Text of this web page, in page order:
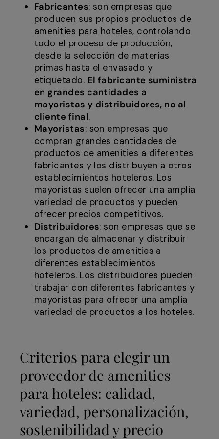
Fabricantes: son empresas que
producen sus propios productos de
amenities para hoteles, controlando
todo el proceso de producción,
desde la selección de materias
primas hasta el envasado y
etiquetado. El fabricante suministra
en grandes cantidades a
mayoristas y distribuidores, no al
cliente final.
Mayoristas: son empresas que
compran grandes cantidades de
productos de amenities a diferentes
fabricantes y los distribuyen a otros
establecimientos hoteleros. Los
mayoristas suelen ofrecer una amplia
variedad de productos y pueden
ofrecer precios competitivos.
Distribuidores: son empresas que se
encargan de almacenar y distribuir
los productos de amenities a
diferentes establecimientos
hoteleros. Los distribuidores pueden
trabajar con diferentes fabricantes y
mayoristas para ofrecer una amplia
variedad de productos a los hoteles.
Criterios para elegir un
proveedor de amenities
para hoteles: calidad,
variedad, personalización,
sostenibilidad y precio